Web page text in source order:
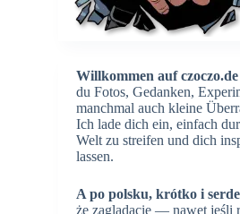
Willkommen auf czoczo.de
du Fotos, Gedanken,
manchmal auch kleine
Ich lade dich ein, einfach
Welt zu streifen und dich
lassen.
A po polsku, krótko i
że zaglądacie — nawet jeśli